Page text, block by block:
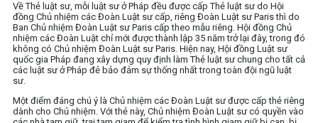
Về Thẻ luật sư, mỗi luật sư ở Pháp đều được cấp Thẻ luật sư do Hội
đồng Chủ nhiệm các Đoàn Luật sư cấp, riêng Đoàn Luật sư Paris thì do
Ban Chủ nhiệm Đoàn Luật sư Paris cấp theo mẫu riêng. Hội đồng Chủ
nhiệm các Đoàn Luật chỉ mới được thành lập 35 năm trở lại đây, trong đó
không có Chủ nhiệm Đoàn Luật sư Paris. Hiện nay, Hội đồng Luật sư
quốc gia Pháp đang xây dựng quy định làm Thẻ luật sư chung cho tất cả
các luật sư ở Pháp đẻ bảo đảm sự thống nhất trong toàn đội ngũ luật
sư.
Một điểm đáng chú ý là Chủ nhiệm các Đoàn Luật sư được cấp thẻ riêng
dành cho Chủ nhiệm. Với thẻ này, Chủ nhiệm Đoàn Luật sư có quyền vào